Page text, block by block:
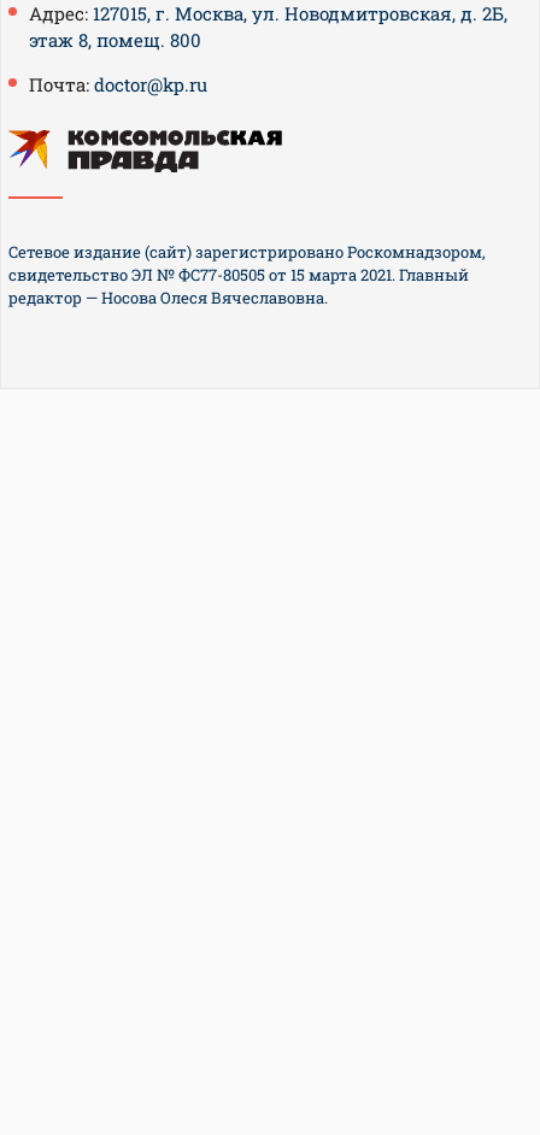
Адрес: 127015, г. Москва, ул. Новодмитровская, д. 2Б,
этаж 8, помещ. 800
Почта: doctor@kp.ru
Сетевое издание (сайт) зарегистрировано Роскомнадзором,
свидетельство ЭЛ № ФС77-80505 от 15 марта 2021. Главный
редактор — Носова Олеся Вячеславовна.